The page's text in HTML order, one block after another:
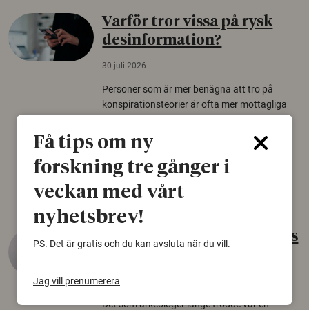
Varför tror vissa på rysk
desinformation?
30 juli 2026
Personer som är mer benägna att tro på
konspirationsteorier är ofta mer mottagliga
från Försvarshögskolan med deltagare i fyra
europeiska länder.
Säkerhetspolitik
Gammalt skinn var Sveriges
22 juni 2026
Det som arkeologer länge trodde var en
Få tips om ny
forskning tre gånger i
veckan med vårt
nyhetsbrev!
PS. Det är gratis och du kan avsluta när du vill.
Jag vill prenumerera